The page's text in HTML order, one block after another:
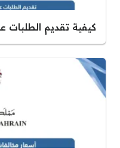
كيفية تقديم الطلبات